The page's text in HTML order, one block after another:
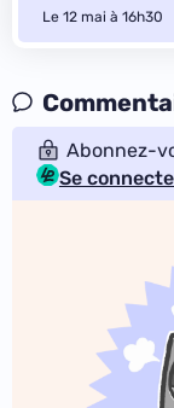
Le 12 mai à 16h30
Abonnez-
Se